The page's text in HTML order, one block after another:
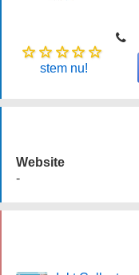
stem nu!
Website
-